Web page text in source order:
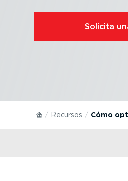
Solicita
Recursos Cómo